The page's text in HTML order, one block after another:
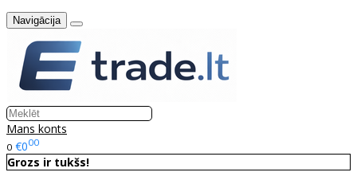
Navigācija
Mans konts
0 €000
Grozs ir tukšs!